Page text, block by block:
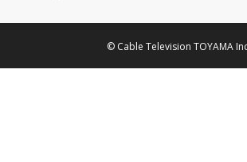
© Cable Television TOYAMA